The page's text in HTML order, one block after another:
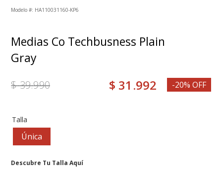
7.
mocasines
botas mujer
: HA110031160-KP6
Medias Co Techbusness Plain
Gray
$39.990 $ 31 .992 -20% OFF
Talla
Única
Descubre Tu Talla Aquí